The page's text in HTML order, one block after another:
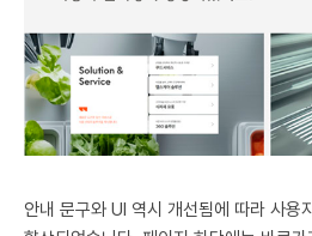
안내 문구와 UI 역시 개선됨에 따라 사용